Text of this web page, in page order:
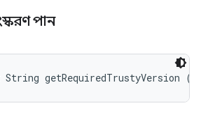
পান
getRequiredTrustyVersion ()